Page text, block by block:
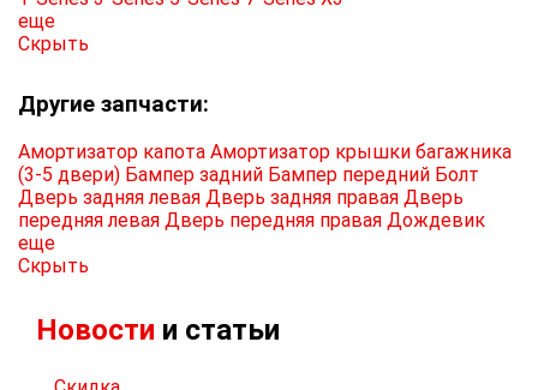
еще
Скрыть
Другие запчасти:
Амортизатор капота Амортизатор крышки багажника
(3-5 двери) Бампер задний Бампер передний Болт
Дверь задняя левая Дверь задняя правая Дверь
передняя левая Дверь передняя правая Дождевик
еще
Скрыть
Новости и статьи